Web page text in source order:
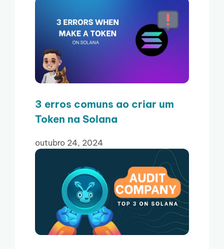
3 erros comuns ao criar um
Token na Solana
outubro 24, 2024